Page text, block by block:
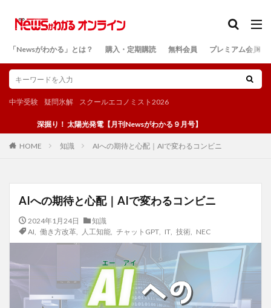
「Newsがわかる」とは？ 購入・定期購読 無料会員 プレミアム会員
中学受験 疑問氷解 スクールエコノミスト2026
深掘り！ 太陽光発電【月刊Newsがわかる９月号】
HOME 知識 AIへの期待と心配｜AIで変わるコンビニ
AIへの期待と心配｜AIで変わるコンビニ
2024年1月24日
知識
AI
働き方改革, 人工知能, チャットGPT, IT, 技術, NEC
検索